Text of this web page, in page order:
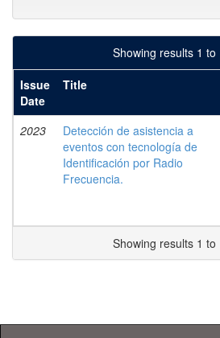
Showing results 1 to
Issue
Date
Title
2023
Detección de asistencia a
eventos con tecnología de
Identificación por Radio
Frecuencia.
Showing results 1 to